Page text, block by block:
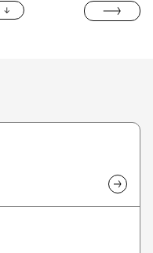
GLORIA ARTIS